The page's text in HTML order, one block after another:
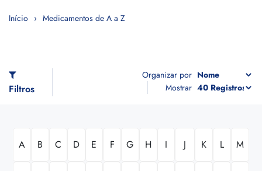
Início Medicamentos de A a Z
Filtros
Organizar por
Mostrar
A B C D E F G H I J K L M